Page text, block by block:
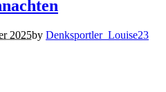
2025by Denksportler_Louise23